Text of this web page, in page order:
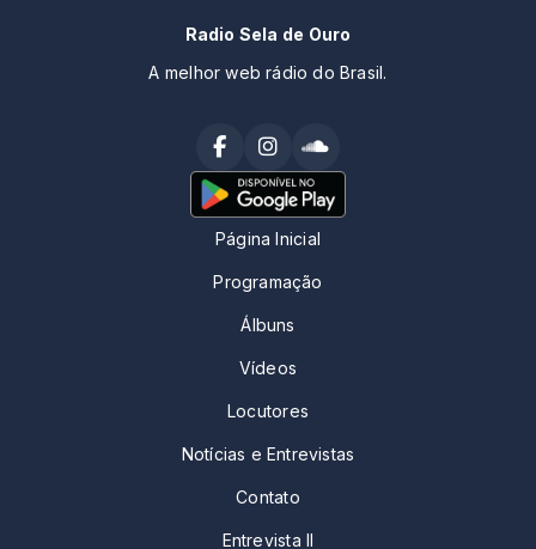
Radio Sela de Ouro
A melhor web rádio do Brasil.
Página Inicial
Programação
Álbuns
Vídeos
Locutores
Notícias e Entrevistas
Contato
Entrevista II